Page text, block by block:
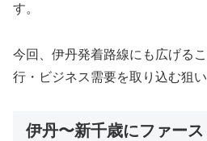
す。
今回、伊丹発着路線にも広げる
行・ビジネス需要を取り込む狙
伊丹〜新千歳にファー